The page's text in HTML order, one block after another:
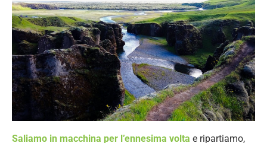
Saliamo in macchina per l’ennesima volta e ripartiamo,